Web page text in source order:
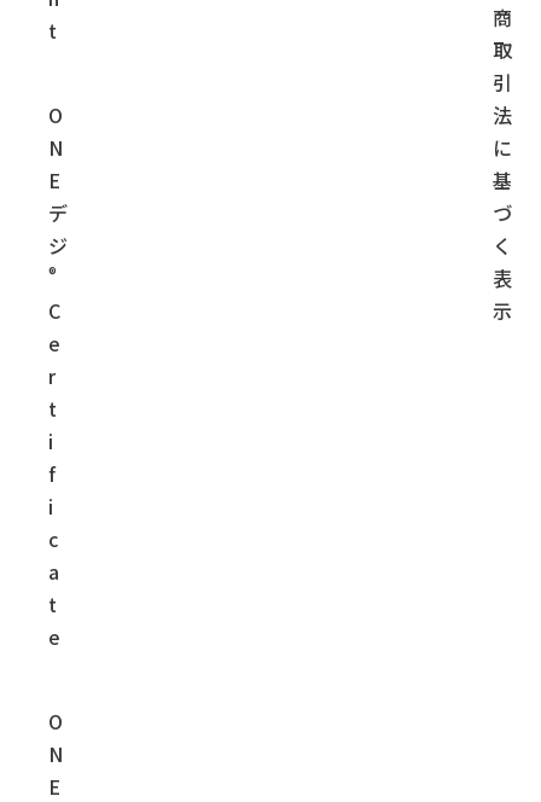
t
O
N
E
デ
ジ
®
C
e
r
t
i
f
i
c
a
t
e
O
N
E
商
取
引
法
に
基
づ
く
表
示